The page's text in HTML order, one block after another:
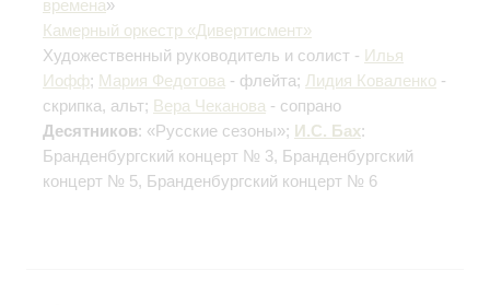
времена»
Камерный оркестр «Дивертисмент»
Художественный руководитель и солист - Илья
Иофф; Мария Федотова - флейта; Лидия Коваленко -
скрипка, альт; Вера Чеканова - сопрано
Десятников: «Русские сезоны»; И.С. Бах:
Бранденбургский концерт № 3, Бранденбургский
концерт № 5, Бранденбургский концерт № 6